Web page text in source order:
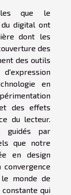
que le
digital ont
dont les
des
des outils
en
des effets
du lecteur.
guidés par
que notre
en design
monde de
qui